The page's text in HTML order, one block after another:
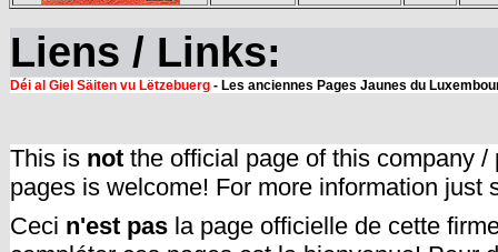
Liens / Links:
Déi al Giel Säiten vu Lëtzebuerg - Les anciennes Pages Jaunes du
This is not the official page of this company
pages is welcome! For more information just
Ceci n'est pas la page officielle de cette